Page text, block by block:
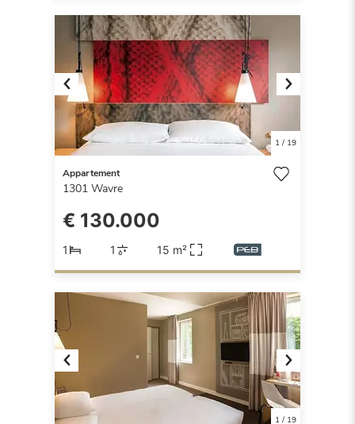
Previous Next
1/ 19
Appartement
1301 Wavre
€ 130.000
1 1 15 m²
Previous Next
1/ 19